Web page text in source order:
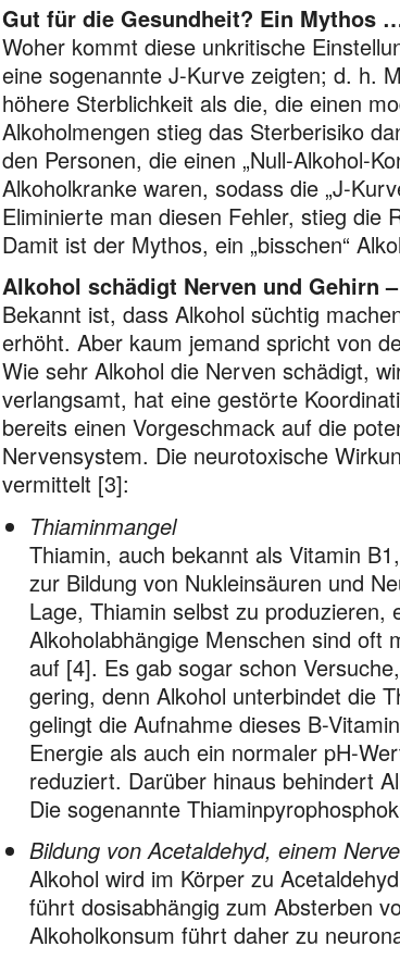
Gut für die Gesundheit? Ein Mythos
Woher kommt diese unkritische
eine sogenannte J-Kurve zeigten; d. h.
höhere Sterblichkeit als die, die einen
Alkoholmengen stieg das Sterberisiko
den Personen, die einen „Null-Alkohol-
Alkoholkranke waren, sodass die „J-
Eliminierte man diesen Fehler, stieg die
Damit ist der Mythos, ein „bisschen“
Alkohol schädigt Nerven und Gehirn
Bekannt ist, dass Alkohol süchtig
erhöht. Aber kaum jemand spricht von
Wie sehr Alkohol die Nerven schädigt,
verlangsamt, hat eine gestörte
bereits einen Vorgeschmack auf die
Nervensystem. Die neurotoxische
vermittelt [3]:
Thiaminmangel
Thiamin, auch bekannt als Vitamin
zur Bildung von Nukleinsäuren und
Lage, Thiamin selbst zu
Alkoholabhängige Menschen sind oft
auf [4]. Es gab sogar schon
gering, denn Alkohol unterbindet die
gelingt die Aufnahme dieses B-
Energie als auch ein normaler pH-
reduziert. Darüber hinaus behindert
Die sogenannte
Bildung von Acetaldehyd, einem
Alkohol wird im Körper zu
führt dosisabhängig zum Absterben
Alkoholkonsum führt daher zu